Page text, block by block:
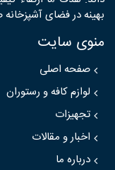
بهینه در فضای
منوی سایت
صفحه اصلی
لوازم کافه و رستوران
تجهیزات
اخبار و مقالات
درباره ما